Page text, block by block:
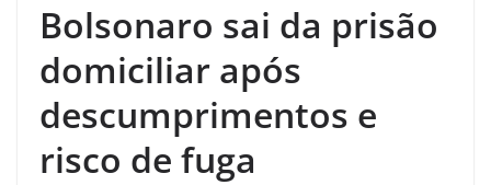
Bolsonaro sai da prisão
domiciliar após
descumprimentos e
risco de fuga